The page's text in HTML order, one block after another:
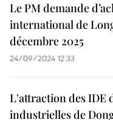
Le PM demande
international de
décembre 2025
24/09/2024 12:33
L'attraction des IDE
industrielles de